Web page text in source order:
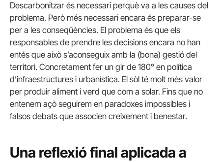
Descarbonitzar és necessari perquè va a les causes del
problema. Però més necessari encara és preparar-se
per a les conseqüències. El problema és que els
responsables de prendre les decisions encara no han
entés que això s’aconseguix amb la (bona) gestió del
territori. Concretament fer un gir de 180° en política
d’infraestructures i urbanística. El sòl té molt més valor
per produir aliment i verd que com a solar. Fins que no
entenem açò seguirem en paradoxes impossibles i
falsos debats que associen creixement i benestar.
Una reflexió final aplicada a